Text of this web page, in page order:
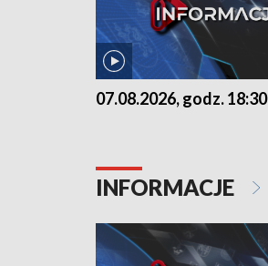
07.08.2026, godz. 18:30
INFORMACJE